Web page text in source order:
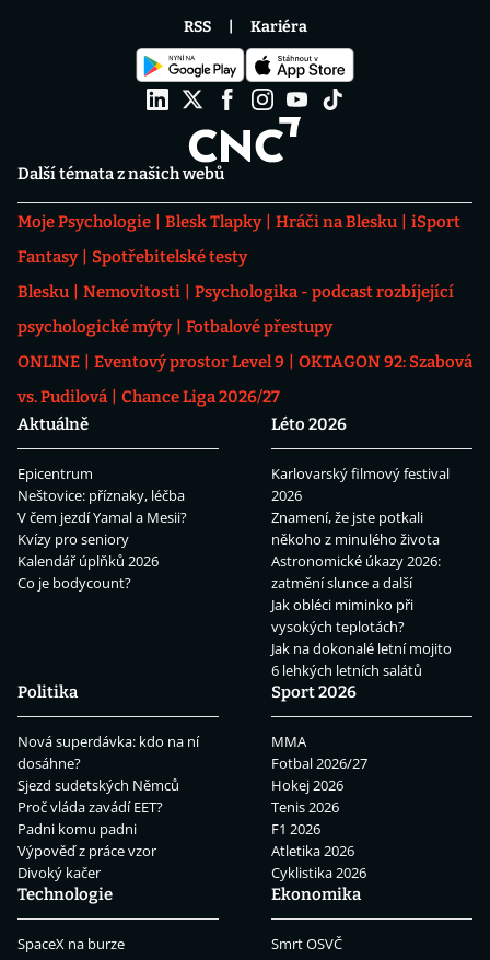
Další témata z našich webů
Moje Psychologie Blesk Tlapky Hráči na Blesku
iSport
Fantasy
Spotřebitelské testy
Blesku
Nemovitosti
Psychologika - podcast rozbíjející
psychologické mýty
Fotbalové přestupy
ONLINE
Eventový prostor Level 9
OKTAGON 92: Szabová
vs. Pudilová
Chance Liga 2026/27
Aktuálně
Epicentrum
Neštovice: příznaky, léčba
V čem jezdí Yamal a Mesii?
Kvízy pro seniory
Kalendář úplňků 2026
Co je bodycount?
Léto 2026
Karlovarský filmový festival
2026
Znamení, že jste potkali
někoho z minulého života
Astronomické úkazy 2026:
zatmění slunce a další
Jak obléci miminko při
vysokých teplotách?
Jak na dokonalé letní mojito
6 lehkých letních salátů
Politika
Nová superdávka: kdo na ní
dosáhne?
Sjezd sudetských Němců
Proč vláda zavádí EET?
Padni komu padni
Výpověď z práce vzor
Divoký kačer
Sport 2026
MMA
Fotbal 2026/27
Hokej 2026
Tenis 2026
F1 2026
Atletika 2026
Cyklistika 2026
Technologie
SpaceX na burze
Ekonomika
Smrt OSVČ
RSS Kariéra